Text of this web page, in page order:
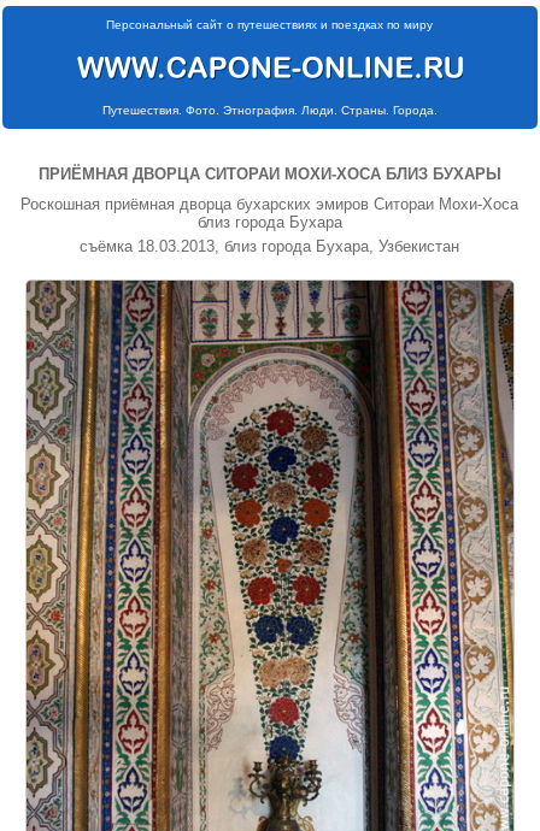
Персональный сайт о путешествиях и поездках по миру
Путешествия. Фото. Этнография. Люди. Страны. Города.
ПРИЁМНАЯ ДВОРЦА СИТОРАИ МОХИ-ХОСА БЛИЗ БУХАРЫ
Роскошная приёмная дворца бухарских эмиров Ситораи Мохи-Хоса
близ города Бухара
съёмка 18.03.2013, близ города Бухара, Узбекистан